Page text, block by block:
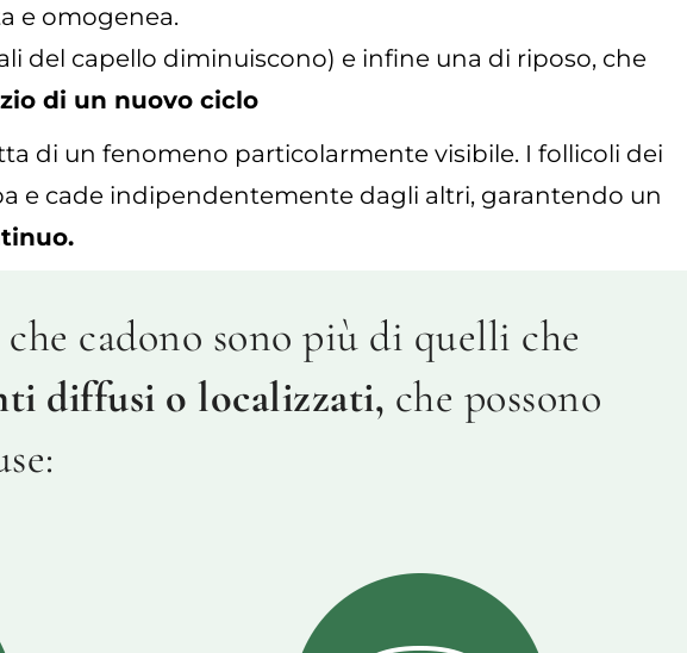
e omogenea.
del capello diminuiscono) e infine una di riposo, che
di un nuovo ciclo
di un fenomeno particolarmente visibile. I follicoli dei
e cade indipendentemente dagli altri, garantendo un
cadono sono più di quelli che
diffusi o localizzati, che possono